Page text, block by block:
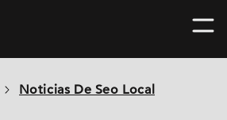
Noticias De Seo Local